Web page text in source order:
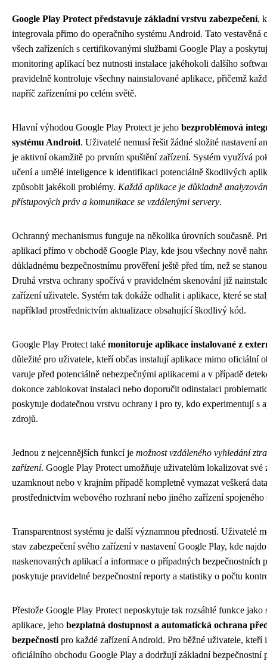
Google Play Protect představuje základní vrstvu zabezpečení,
integrovala přímo do operačního systému Android. Tato vestavěná
všech zařízeních s certifikovanými službami Google Play a
monitoring aplikací bez nutnosti instalace jakéhokoli dalšího
pravidelně kontroluje všechny nainstalované aplikace, přičemž
napříč zařízeními po celém světě.
Hlavní výhodou Google Play Protect je jeho bezproblémová
systému Android. Uživatelé nemusí řešit žádné složité nastavení
je aktivní okamžitě po prvním spuštění zařízení. Systém využívá
učení a umělé inteligence k identifikaci potenciálně škodlivých
způsobit jakékoli problémy. Každá aplikace je důkladně
přístupových práv a komunikace se vzdálenými servery.
Ochranný mechanismus funguje na několika úrovních současně.
aplikací přímo v obchodě Google Play, kde jsou všechny nově
důkladnému bezpečnostnímu prověření ještě před tím, než se
Druhá vrstva ochrany spočívá v pravidelném skenování již
zařízení uživatele. Systém tak dokáže odhalit i aplikace, které se
například prostřednictvím aktualizace obsahující škodlivý kód.
Google Play Protect také monitoruje aplikace instalované z
důležité pro uživatele, kteří občas instalují aplikace mimo oficiální
varuje před potenciálně nebezpečnými aplikacemi a v případě
dokonce zablokovat instalaci nebo doporučit odinstalaci
poskytuje dodatečnou vrstvu ochrany i pro ty, kdo experimentují s
zdrojů.
Jednou z nejcennějších funkcí je možnost vzdáleného vyhledání
zařízení. Google Play Protect umožňuje uživatelům lokalizovat své
uzamknout nebo v krajním případě kompletně vymazat veškerá
prostřednictvím webového rozhraní nebo jiného zařízení spojeného
Transparentnost systému je další významnou předností. Uživatelé
stav zabezpečení svého zařízení v nastavení Google Play, kde
naskenovaných aplikací a informace o případných bezpečnostních
poskytuje pravidelné bezpečnostní reporty a statistiky o počtu
Přestože Google Play Protect neposkytuje tak rozsáhlé funkce
aplikace, jeho bezplatná dostupnost a automatická ochrana
bezpečnosti pro každé zařízení Android. Pro běžné uživatele, kteří
oficiálního obchodu Google Play a dodržují základní bezpečnostní